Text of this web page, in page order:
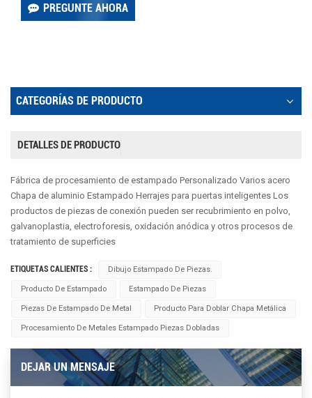
PREGUNTE AHORA
CATEGORÍAS DE PRODUCTO
DETALLES DE PRODUCTO
Fábrica de procesamiento de estampado Personalizado Varios acero
Chapa de aluminio Estampado Herrajes para puertas inteligentes Los
productos de piezas de conexión pueden ser recubrimiento en polvo,
galvanoplastia, electroforesis, oxidación anódica y otros procesos de
tratamiento de superficies
ETIQUETAS CALIENTES : Dibujo Estampado De Piezas.
Producto De Estampado Estampado De Piezas
Piezas De Estampado De Metal Producto Para Doblar Chapa Metálica
Procesamiento De Metales Estampado Piezas Dobladas
DEJAR UN MENSAJE